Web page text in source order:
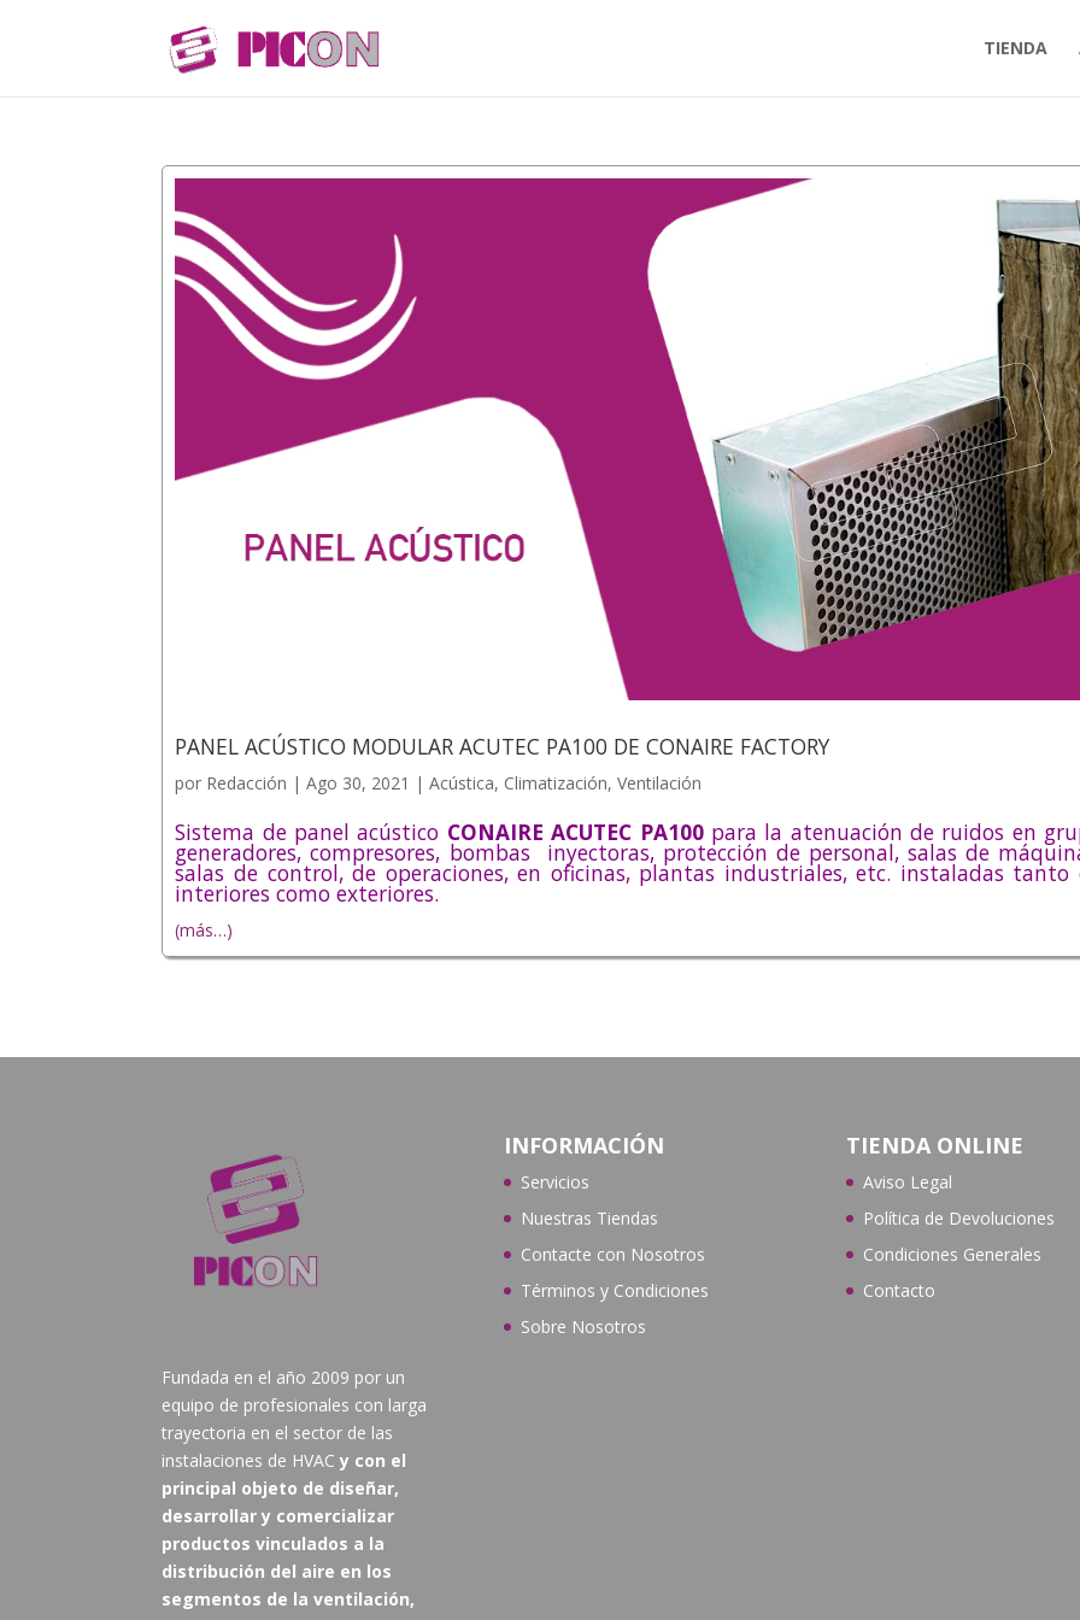
TIENDA
PANEL ACÚSTICO MODULAR ACUTEC PA100 DE CONAIRE FACTORY
por Redacción |Ago 30, 2021 |Acústica, Climatización,Ventilación
Sistema de panel acústico CONAIRE ACUTEC PA100para la atenuación de ruidos en
generadores, compresores, bombas inyectoras, protección de personal, salas de
salas de control, de operaciones, en oficinas, plantas industriales, etc. instaladas tanto
interiores como exteriores.
(más…)
Fundada en el año 2009 por un
equipo de profesionales con larga
trayectoria en el sector de las
instalaciones de HVAC y con el
principal objeto de diseñar,
desarrollar y comercializar
productos vinculados a la
distribución del aire en los
segmentos de la ventilación,
INFORMACIÓN
Servicios
Nuestras Tiendas
Contacte con Nosotros
Términos y Condiciones
Sobre Nosotros
TIENDA ONLINE
Aviso Legal
Política de Devoluciones
Condiciones Generales
Contacto